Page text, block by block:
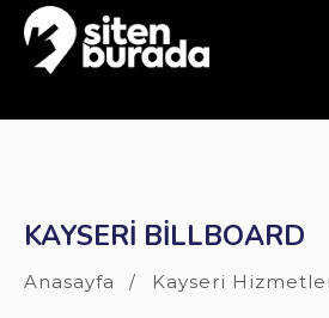
KAYSERI BILLBOARD
Anasayfa Kayseri